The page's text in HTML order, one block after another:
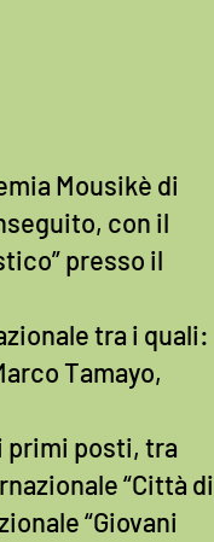
Mousikè di
con il
presso il
tra i quali:
Tamayo,
primi posti, tra
“Città di
“Giovani